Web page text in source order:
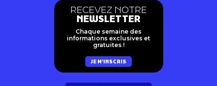
RECEVEZ NOTRE
NEWSLETTER
Chaque semaine des
informations exclusives et
gratuites !
JE M'INSCRIS